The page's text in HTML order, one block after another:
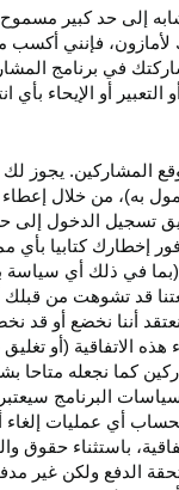
إلى حد كبير
فإنني أكسب
في برنامج
التعبير أو
المشاركين. يجوز
به)، من خلال إعطاء
تسجيل الدخول
فور إخطارك
في ذلك أي
قد تشوهت من
أننا نخضع أو قد
هذه الاتفاقية (أو
كما نجعله
للقسم ٥ وكما هو محدد في
أي عمليات إلغاء
باستثناء حقوق
الدفع ولكن غير